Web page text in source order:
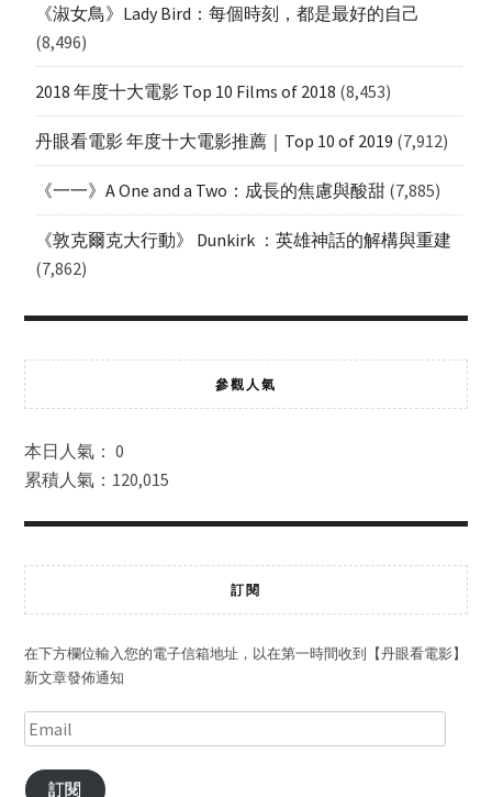
《淑女鳥》Lady Bird：每個時刻，都是最好的自己
(8,496)
2018 年度十大電影 Top 10 Films of 2018 (8,453)
丹眼看電影 年度十大電影推薦｜Top 10 of 2019 (7,912)
《一一》A One and a Two：成長的焦慮與酸甜 (7,885)
《敦克爾克大行動》 Dunkirk ：英雄神話的解構與重建
(7,862)
參觀人氣
本日人氣： 0
累積人氣：120,015
訂閱
在下方欄位輸入您的電子信箱地址，以在第一時間收到【丹眼看電影】
新文章發佈通知
訂閱